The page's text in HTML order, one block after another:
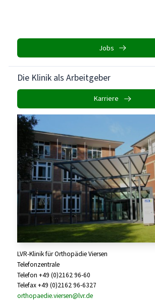
Jobs
Die Klinik als Arbeitgeber
Karriere
LVR-Klinik für Orthopädie Viersen
Telefonzentrale
Telefon +49 (0)2162 96-60
Telefax +49 (0)2162 96-6327
orthopaedie.viersen@lvr.de